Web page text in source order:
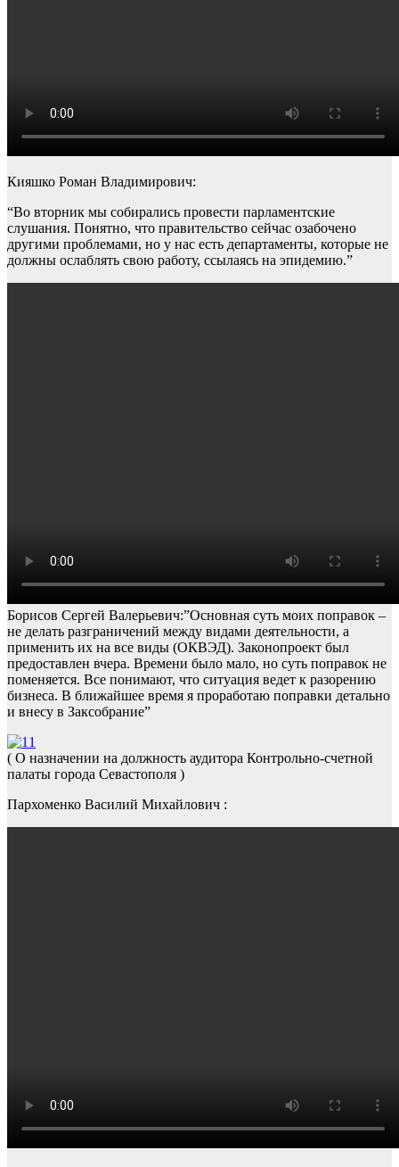
Кияшко Роман Владимирович:
“Во вторник мы собирались провести парламентские
слушания. Понятно, что правительство сейчас озабочено
другими проблемами, но у нас есть департаменты, которые не
должны ослаблять свою работу, ссылаясь на эпидемию.”
Борисов Сергей Валерьевич:”Основная суть моих поправок –
не делать разграничений между видами деятельности, а
применить их на все виды (ОКВЭД). Законопроект был
предоставлен вчера. Времени было мало, но суть поправок не
поменяется. Все понимают, что ситуация ведет к разорению
бизнеса. В ближайшее время я проработаю поправки детально
и внесу в Заксобрание”
( О назначении на должность аудитора Контрольно-счетной
палаты города Севастополя )
Пархоменко Василий Михайлович :